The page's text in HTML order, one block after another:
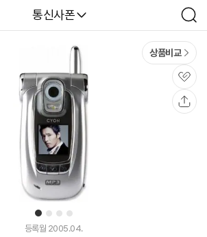
다나와
통신사폰
검
색
1 2 3 4
상품비교
관
심
등록월 2005.04.